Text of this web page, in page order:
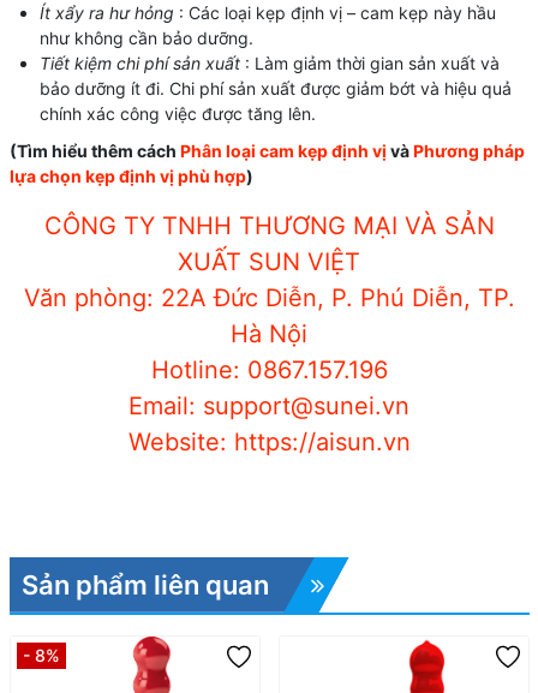
Ít xẩy ra hư hỏng : Các loại kẹp định vị – cam kẹp này hầu
như không cần bảo dưỡng.
Tiết kiệm chi phí sản xuất: Làm giảm thời gian sản xuất và
bảo dưỡng ít đi. Chi phí sản xuất được giảm bớt và hiệu quả
chính xác công việc được tăng lên.
(Tìm hiểu thêm cách Phân loại cam kẹp định vị vàPhương pháp
lựa chọn kẹp định vị phù hợp)
CÔNG TY TNHH THƯƠNG MẠI VÀ SẢN
XUẤT SUN VIỆT
Văn phòng: 22A Đức Diễn, P. Phú Diễn, TP.
Hà Nội
Hotline: 0867.157.196
Email: support@sunei.vn
Website: https://aisun.vn
Sản phẩm liên quan
- 8%